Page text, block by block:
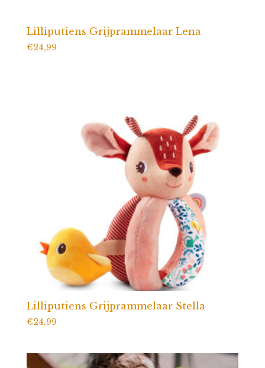
Lilliputiens Grijprammelaar Lena
€24,99
Lilliputiens Grijprammelaar Stella
€24,99